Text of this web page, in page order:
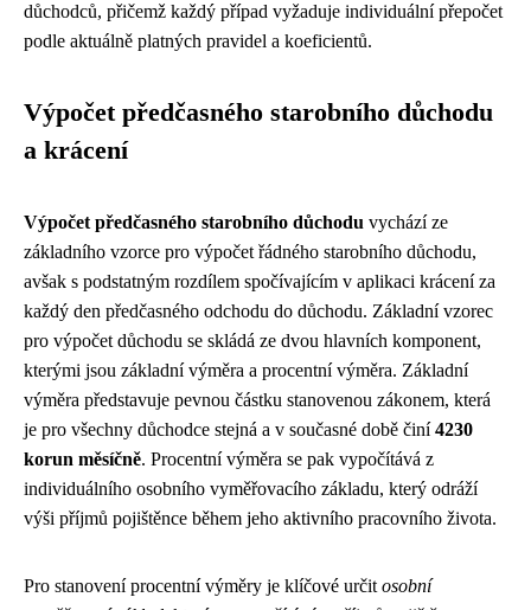
důchodců, přičemž každý případ vyžaduje individuální přepočet
podle aktuálně platných pravidel a koeficientů.
Výpočet předčasného starobního důchodu
a krácení
Výpočet předčasného starobního důchodu vychází ze
základního vzorce pro výpočet řádného starobního důchodu,
avšak s podstatným rozdílem spočívajícím v aplikaci krácení za
každý den předčasného odchodu do důchodu. Základní vzorec
pro výpočet důchodu se skládá ze dvou hlavních komponent,
kterými jsou základní výměra a procentní výměra. Základní
výměra představuje pevnou částku stanovenou zákonem, která
je pro všechny důchodce stejná a v současné době činí 4230
korun měsíčně. Procentní výměra se pak vypočítává z
individuálního osobního vyměřovacího základu, který odráží
výši příjmů pojištěnce během jeho aktivního pracovního života.
Pro stanovení procentní výměry je klíčové určitosobní